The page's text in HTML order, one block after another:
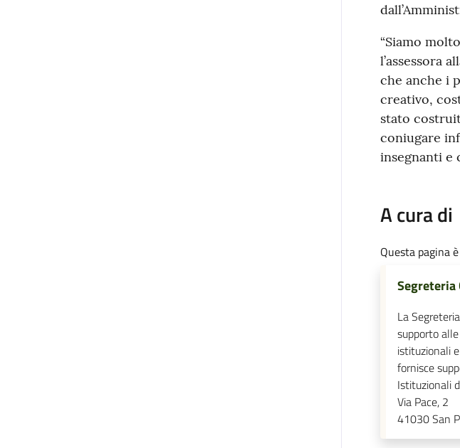
“Siamo
l’assessora
che anche i
creativo,
stato
coniugare
insegnanti e
A cura di
Questa pagina
Segreteria
La
supporto
istituzionali
fornisce
Istituzionali
Via Pace, 2
41030San